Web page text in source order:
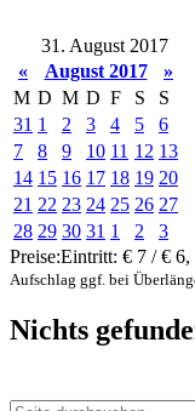
31. August 2017
«
August 2017
»
M D M D F S
S
31 1 2 3 4 5
6
7
8 9 10 11 12 13
14 15 16 17 18 19 20
21 22 23 24 25 26 27
28 29 30 31 1 2
3
Preise:Eintritt: € 7 / € 6,
Aufschlag ggf. bei
Nichts